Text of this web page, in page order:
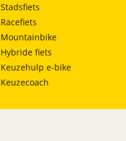
Stadsfiets
Racefiets
Mountainbike
Hybride fiets
Keuzehulp e-bike
Keuzecoach